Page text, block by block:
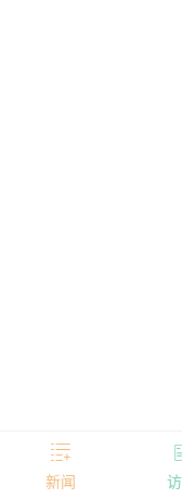

新闻